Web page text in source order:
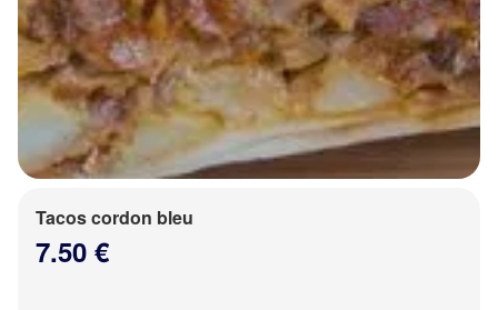
Tacos cordon bleu
7.50 €